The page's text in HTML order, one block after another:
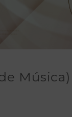
Música)